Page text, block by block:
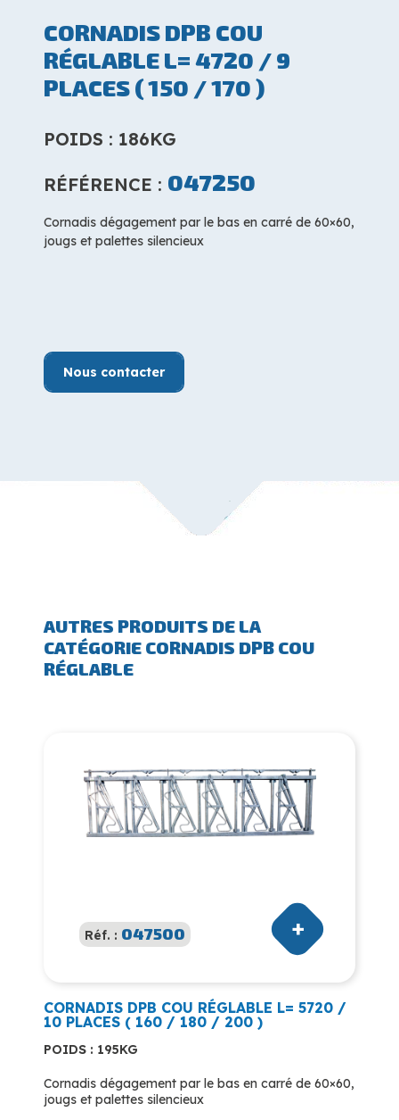
CORNADIS DPB COU
RÉGLABLE L= 4720 / 9
PLACES ( 150 / 170 )
POIDS : 186KG
RÉFÉRENCE : 047250
Cornadis dégagement par le bas en carré de 60×60,
jougs et palettes silencieux
Nous contacter
AUTRES PRODUITS DE LA
CATÉGORIE CORNADIS DPB COU
RÉGLABLE
Réf. : 047500
CORNADIS DPB COU RÉGLABLE L= 5720 /
10 PLACES ( 160 / 180 / 200 )
POIDS : 195KG
Cornadis dégagement par le bas en carré de 60×60,
jougs et palettes silencieux